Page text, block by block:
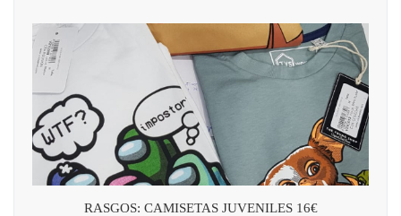
RASGOS: CAMISETAS JUVENILES 16€